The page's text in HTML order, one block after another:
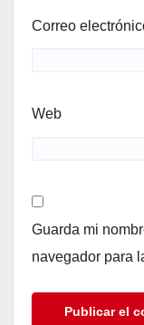
Correo
Web
Guarda mi
navegador para